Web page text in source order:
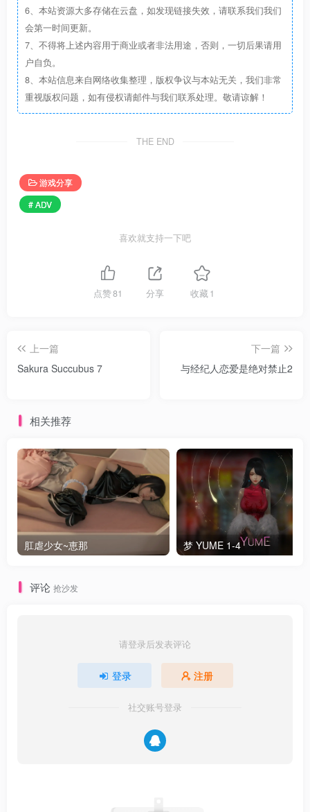
隐藏内容，请登录后查看
6、本站资源大多存储在云盘，如发现链接失效，请联系我们我们
会第一时间更新。
7、不得将上述内容用于商业或者非法用途，否则，一切后果请用
户自负。
8、本站信息来自网络收集整理，版权争议与本站无关，我们非常
重视版权问题，如有侵权请邮件与我们联系处理。敬请谅解！
THE END
游戏分享
# ADV
喜欢就支持一下吧
点赞81 分享 收藏1
上一篇
Sakura Succubus 7
下一篇
与经纪人恋爱是绝对禁止2
相关推荐
肛虐少女~恵那 梦 YUME 1-4
评论 抢沙发
请登录后发表评论
登录 注册
社交账号登录